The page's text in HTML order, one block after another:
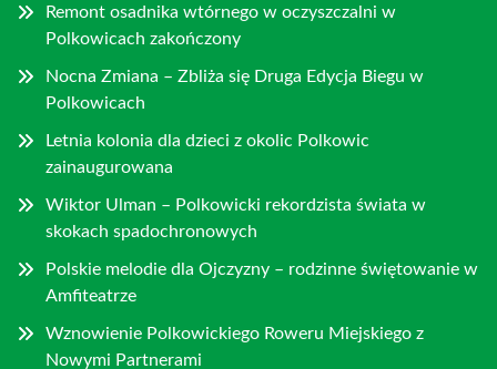
Remont osadnika wtórnego w oczyszczalni w
Polkowicach zakończony
Nocna Zmiana – Zbliża się Druga Edycja Biegu w
Polkowicach
Letnia kolonia dla dzieci z okolic Polkowic
zainaugurowana
Wiktor Ulman – Polkowicki rekordzista świata w
skokach spadochronowych
Polskie melodie dla Ojczyzny – rodzinne świętowanie w
Amfiteatrze
Wznowienie Polkowickiego Roweru Miejskiego z
Nowymi Partnerami